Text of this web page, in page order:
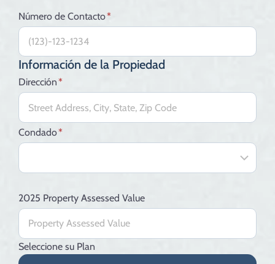
Número de Contacto*
Información de la Propiedad
Dirección*
Condado*
2025 Property Assessed Value
Seleccione su Plan